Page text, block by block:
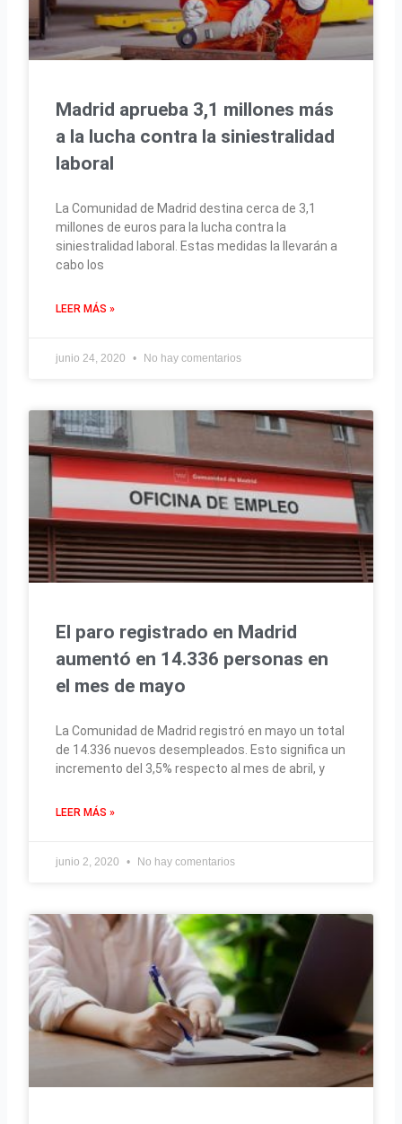
Madrid aprueba 3,1 millones más
a la lucha contra la siniestralidad
laboral
La Comunidad de Madrid destina cerca de 3,1
millones de euros para la lucha contra la
siniestralidad laboral. Estas medidas la llevarán a
cabo los
LEER MÁS »
junio 24, 2020 No hay comentarios
El paro registrado en Madrid
aumentó en 14.336 personas en
el mes de mayo
La Comunidad de Madrid registró en mayo un total
de 14.336 nuevos desempleados. Esto significa un
incremento del 3,5% respecto al mes de abril, y
LEER MÁS »
junio 2, 2020 No hay comentarios